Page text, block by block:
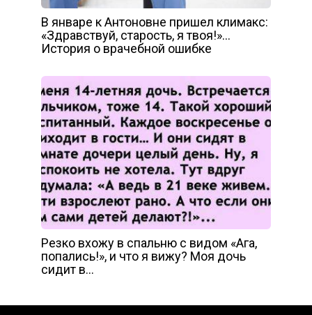
В январе к Антоновне пришел климакс:
«Здравствуй, старость, я твоя!»…
История о врачебной ошибке
Резко вхожу в спальню с видом «Ага,
попались!», и что я вижу? Моя дочь
сидит в…